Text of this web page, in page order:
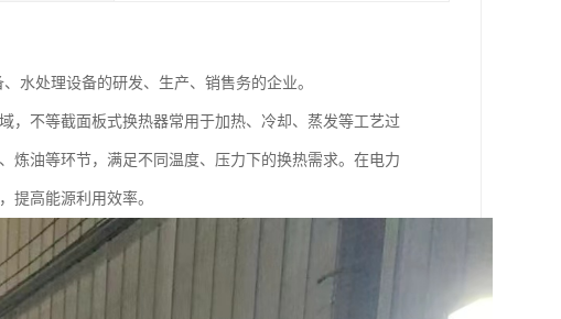
水处理设备的研发、生产、销售务的企业。
，不等截面板式换热器常用于加热、冷却、蒸发等工艺过
炼油等环节，满足不同温度、压力下的换热需求。在电力
提高能源利用效率。